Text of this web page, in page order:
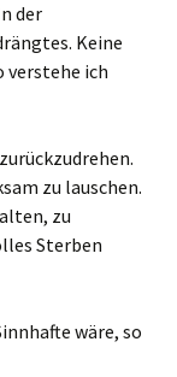
der
Keine
ich
zu lauschen.
zu
Sterben
wäre, so